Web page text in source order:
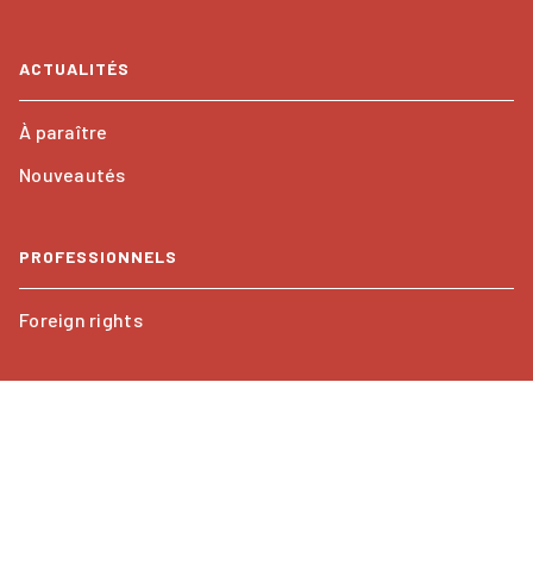
ACTUALITÉS
À paraître
Nouveautés
PROFESSIONNELS
Foreign rights